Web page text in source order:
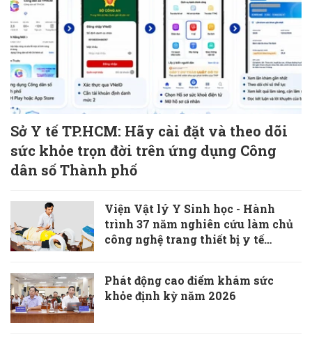
Sở Y tế TP.HCM: Hãy cài đặt và theo dõi
sức khỏe trọn đời trên ứng dụng Công
dân số Thành phố
Viện Vật lý Y Sinh học - Hành
trình 37 năm nghiên cứu làm chủ
công nghệ trang thiết bị y tế
Phát động cao điểm khám sức
khỏe định kỳ năm 2026